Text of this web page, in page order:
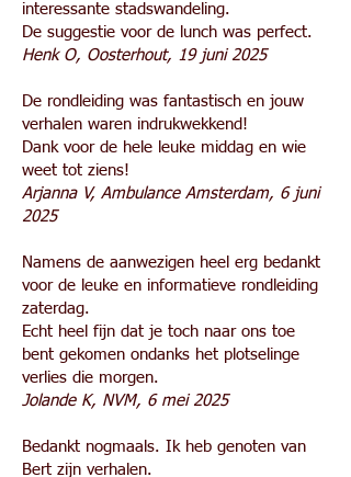
interessante stadswandeling.
De suggestie voor de lunch was perfect.
Henk O, Oosterhout, 19 juni 2025
De rondleiding was fantastisch en jouw
verhalen waren indrukwekkend!
Dank voor de hele leuke middag en wie
weet tot ziens!
Arjanna V, Ambulance Amsterdam, 6 juni
2025
Namens de aanwezigen heel erg bedankt
voor de leuke en informatieve rondleiding
zaterdag.
Echt heel fijn dat je toch naar ons toe
bent gekomen ondanks het plotselinge
verlies die morgen.
Jolande K, NVM, 6 mei 2025
Bedankt nogmaals. Ik heb genoten van
Bert zijn verhalen.